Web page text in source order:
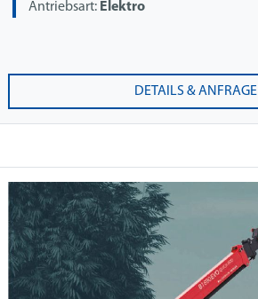
Antriebsart: Elektro
DETAILS & ANFRAGE